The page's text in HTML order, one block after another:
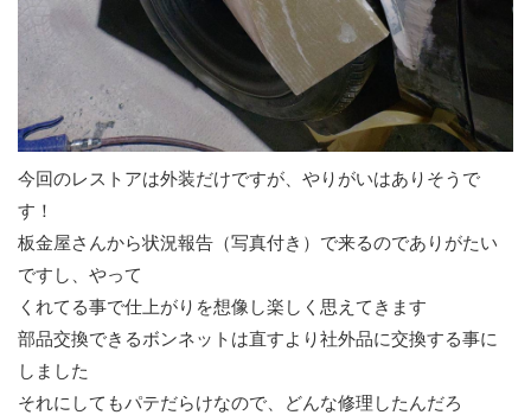
今回のレストアは外装だけですが、やりがいはありそうで
す！
板金屋さんから状況報告（写真付き）で来るのでありがたい
ですし、やって
くれてる事で仕上がりを想像し楽しく思えてきます
部品交換できるボンネットは直すより社外品に交換する事に
しました
それにしてもパテだらけなので、どんな修理したんだろ